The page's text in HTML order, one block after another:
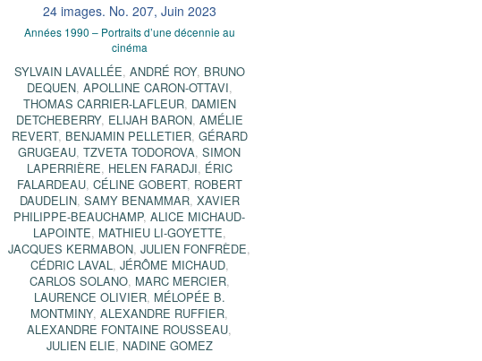
24 images. No. 207, Juin 2023
Années 1990 – Portraits d’une décennie au
cinéma
SYLVAIN LAVALLÉE, ANDRÉ ROY, BRUNO
DEQUEN, APOLLINE CARON-OTTAVI,
THOMAS CARRIER-LAFLEUR, DAMIEN
DETCHEBERRY, ELIJAH BARON, AMÉLIE
REVERT, BENJAMIN PELLETIER, GÉRARD
GRUGEAU,TZVETA TODOROVA,SIMON
LAPERRIÈRE, HELEN FARADJI, ÉRIC
FALARDEAU, CÉLINE GOBERT, ROBERT
DAUDELIN, SAMY BENAMMAR, XAVIER
PHILIPPE-BEAUCHAMP,ALICE MICHAUD-
LAPOINTE, MATHIEU LI-GOYETTE,
JACQUES KERMABON,JULIEN FONFRÈDE,
CÉDRIC LAVAL , JÉRÔME MICHAUD,
CARLOS SOLANO, MARC MERCIER,
LAURENCE OLIVIER, MÉLOPÉE B.
MONTMINY,ALEXANDRE RUFFIER,
ALEXANDRE FONTAINE ROUSSEAU,
JULIEN ELIE, NADINE GOMEZ